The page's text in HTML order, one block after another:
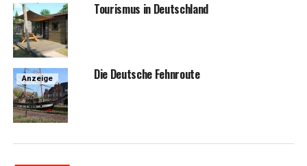
Tou­ris­mus in Deutschland
Anzeige Die Deut­sche Fehnroute